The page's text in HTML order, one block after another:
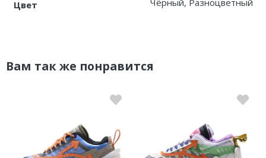
Цвет
Вам так же понравится
Nike Foamposite